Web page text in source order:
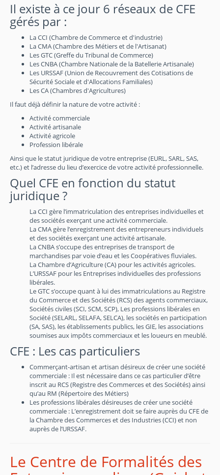
Il existe à ce jour 6 réseaux de CFE
gérés par :
La CCI (Chambre de Commerce et d'industrie)
La CMA (Chambre des Métiers et de l'Artisanat)
Les GTC (Greffe du Tribunal de Commerce)
Les CNBA (Chambre Nationale de la Batellerie Artisanale)
Les URSSAF (Union de Recouvrement des Cotisations de
Sécurité Sociale et d'Allocations Familiales)
Les CA (Chambres d'Agricultures)
Il faut déjà définir la nature de votre activité :
Activité commerciale
Activité artisanale
Activité agricole
Profession libérale
Ainsi que le statut juridique de votre entreprise (EURL, SARL, SAS,
etc.) et l’adresse du lieu d’exercice de votre activité professionnelle.
Quel CFE en fonction du statut
juridique ?
La CCI gère l’immatriculation des entreprises individuelles et
des sociétés exerçant une activité commerciale.
La CMA gère l’enregistrement des entrepreneurs individuels
et des sociétés exerçant une activité artisanale.
La CNBA s’occupe des entreprises de transport de
marchandises par voie d’eau et les Coopératives fluviales.
La Chambre d’Agriculture (CA) pour les activités agricoles.
L’URSSAF pour les Entreprises individuelles des professions
libérales.
Le GTC s’occupe quant à lui des immatriculations au Registre
du Commerce et des Sociétés (RCS) des agents commerciaux,
Sociétés civiles (SCI, SCM, SCP), Les professions libérales en
Société (SELARL, SELAFA, SELCA), les sociétés en participation
(SA, SAS), les établissements publics, les GIE, les associations
soumises aux impôts commerciaux et les loueurs en meublé.
CFE : Les cas particuliers
Commerçant-artisan et artisan désireux de créer une société
commerciale : Il est nécessaire dans ce cas particulier d’être
inscrit au RCS (Registre des Commerces et des Sociétés) ainsi
qu’au RM (Répertoire des Métiers)
Les professions libérales désireuses de créer une société
commerciale : L’enregistrement doit se faire auprès du CFE de
la Chambre des Commerces et des Industries (CCI) et non
auprès de l’URSSAF.
Le Centre de Formalités des